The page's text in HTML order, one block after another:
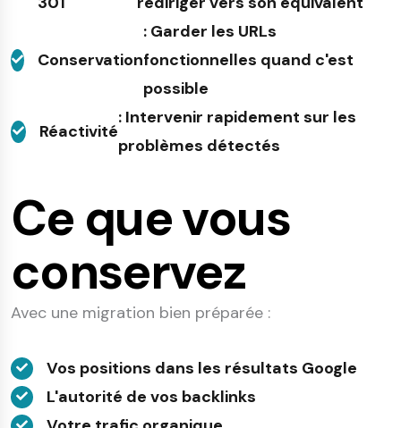
Conservation
: Garder les URLs
fonctionnelles quand c'est
possible
Réactivité
: Intervenir rapidement sur les
problèmes détectés
Ce que vous
conservez
Avec une migration bien préparée :
Vos positions dans les résultats Google
L'autorité de vos backlinks